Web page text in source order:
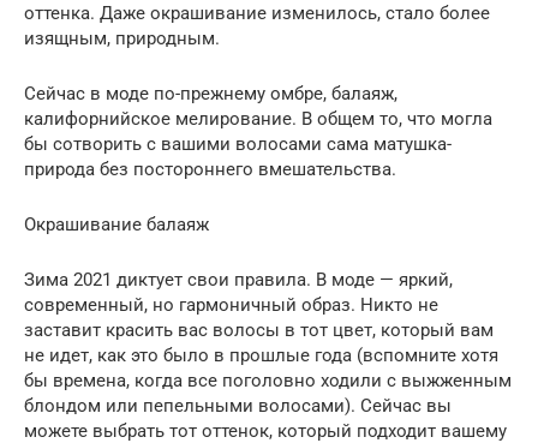
оттенка. Даже окрашивание изменилось, стало более
изящным, природным.
Сейчас в моде по-прежнему омбре, балаяж,
калифорнийское мелирование. В общем то, что могла
бы сотворить с вашими волосами сама матушка-
природа без постороннего вмешательства.
Окрашивание балаяж
Зима 2021 диктует свои правила. В моде — яркий,
современный, но гармоничный образ. Никто не
заставит красить вас волосы в тот цвет, который вам
не идет, как это было в прошлые года (вспомните хотя
бы времена, когда все поголовно ходили с выжженным
блондом или пепельными волосами). Сейчас вы
можете выбрать тот оттенок, который подходит вашему